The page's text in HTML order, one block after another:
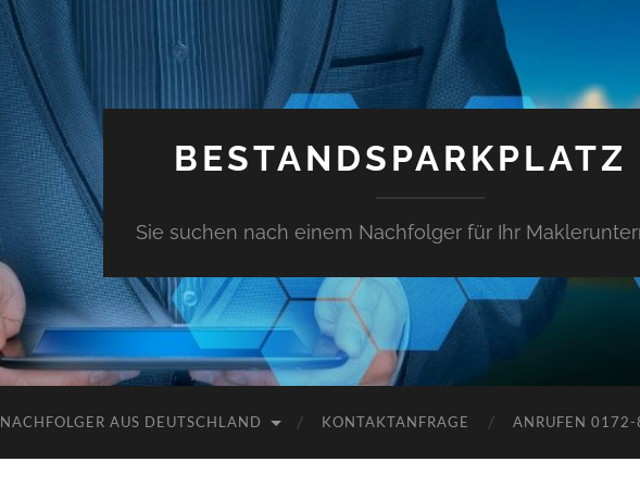
BESTANDSPARKPLATZ
Sie suchen nach einem Nachfolger für Ihr
NACHFOLGER AUS DEUTSCHLAND KONTAKTANFRAGE ANRUFEN